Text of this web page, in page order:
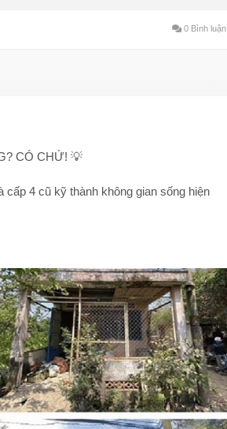
0 Bình luận
CÓ CHỨ! 💡
cấp 4 cũ kỹ thành không gian sống hiện
sơn nước, lát nền
lạnh
đúng đối tác!
đến 55m2, có cả sân vườn, gác lửng,